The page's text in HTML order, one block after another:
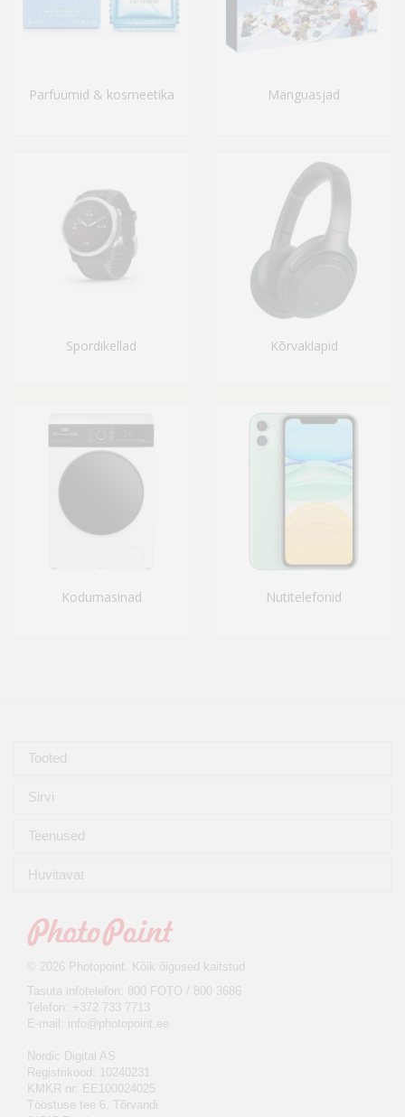
Parfüümid & kosmeetika Mänguasjad
Spordikellad Kõrvaklapid
Kodumasinad Nutitelefonid
Tooted
Sirvi
Teenused
Huvitavat
© 2026 Photopoint. Kõik õigused kaitstud
Tasuta infotelefon: 800 FOTO / 800 3686
Telefon: +372 733 7713
E-mail: info@photopoint.ee
Nordic Digital AS
Registrikood: 10240231
KMKR nr: EE100024025
Tööstuse tee 6, Tõrvandi